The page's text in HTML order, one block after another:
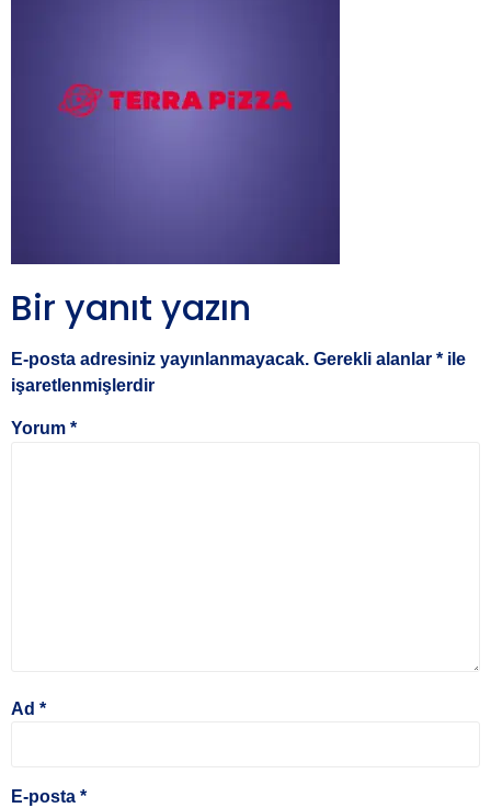
Bir yanıt yazın
E-posta adresiniz yayınlanmayacak. Gerekli alanlar * ile
işaretlenmişlerdir
Yorum *
Ad *
E-posta *